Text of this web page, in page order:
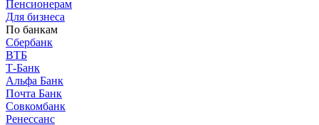
Пенсионерам
Для бизнеса
По банкам
Сбербанк
ВТБ
Т-Банк
Альфа Банк
Почта Банк
Совкомбанк
Ренессанс